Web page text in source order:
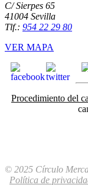
C/ Sierpes 65
41004 Sevilla
Tlf.: 954 22 29 80
VER MAPA
Procedimiento del
© 2025 Círculo
Política de